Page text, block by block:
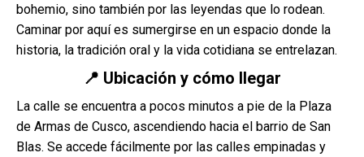
bohemio, sino también por las leyendas que lo rodean.
Caminar por aquí es sumergirse en un espacio donde la
historia, la tradición oral y la vida cotidiana se entrelazan.
📍 Ubicación y cómo llegar
La calle se encuentra a pocos minutos a pie de la Plaza
de Armas de Cusco, ascendiendo hacia el barrio de San
Blas. Se accede fácilmente por las calles empinadas y